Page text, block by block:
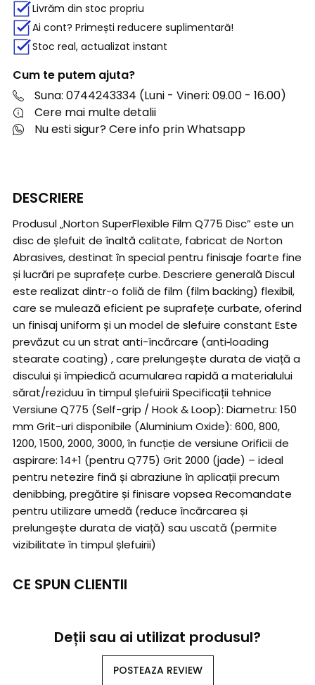
Livrăm din stoc propriu
Ai cont? Primești reducere suplimentară!
Stoc real, actualizat instant
Cum te putem ajuta?
Suna: 0744243334 (Luni - Vineri: 09.00 - 16.00)
Cere mai multe detalii
Nu esti sigur? Cere info prin Whatsapp
DESCRIERE
Produsul „Norton SuperFlexible Film Q775 Disc” este un
disc de șlefuit de înaltă calitate, fabricat de Norton
Abrasives, destinat în special pentru finisaje foarte fine
și lucrări pe suprafețe curbe. Descriere generală Discul
este realizat dintr-o foliă de film (film backing) flexibil,
care se mulează eficient pe suprafețe curbate, oferind
un finisaj uniform și un model de slefuire constant Este
prevăzut cu un strat anti-încărcare (anti‑loading
stearate coating) , care prelungește durata de viață a
discului și împiedică acumularea rapidă a materialului
sărat/reziduu în timpul șlefuirii Specificații tehnice
Versiune Q775 (Self-grip / Hook & Loop): Diametru: 150
mm Grit-uri disponibile (Aluminium Oxide): 600, 800,
1200, 1500, 2000, 3000, în funcție de versiune Orificii de
aspirare: 14+1 (pentru Q775) Grit 2000 (jade) – ideal
pentru netezire fină și abraziune în aplicații precum
denibbing, pregătire și finisare vopsea Recomandate
pentru utilizare umedă (reduce încărcarea și
prelungește durata de viață) sau uscată (permite
vizibilitate în timpul șlefuirii)
CE SPUN CLIENTII
Deții sau ai utilizat produsul?
POSTEAZA REVIEW